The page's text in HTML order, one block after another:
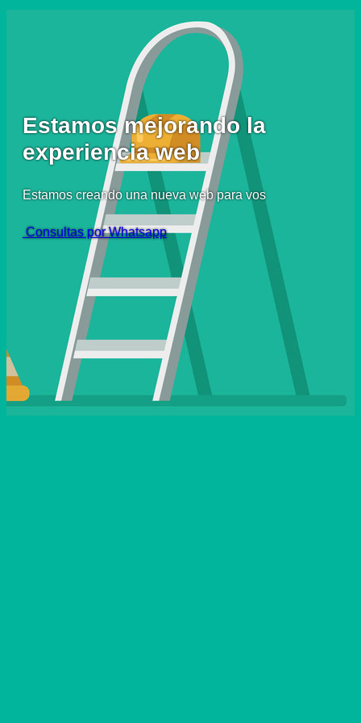
Estamos mejorando la
experiencia web
Estamos creando una nueva web para vos
Consultas por Whatsapp